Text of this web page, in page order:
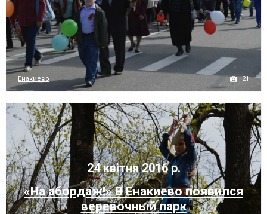
Енакиево 21
24 квітня 2016 р.
«На абордаж!» В Енакиево появился
веревочный парк